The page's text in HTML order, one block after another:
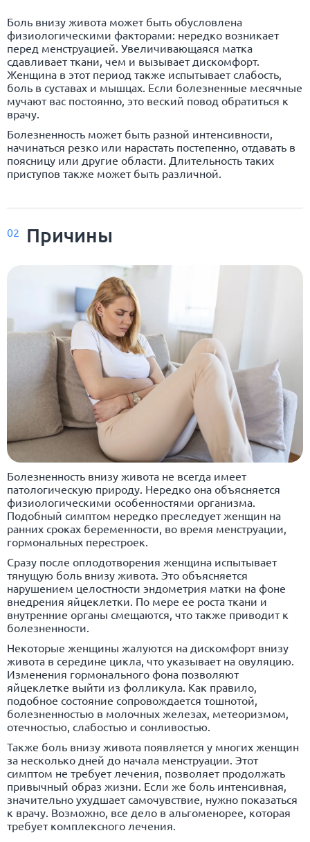
Боль внизу живота может быть обусловлена
физиологическими факторами: нередко возникает
перед менструацией. Увеличивающаяся матка
сдавливает ткани, чем и вызывает дискомфорт.
Женщина в этот период также испытывает слабость,
боль в суставах и мышцах. Если болезненные месячные
мучают вас постоянно, это веский повод обратиться к
врачу.
Болезненность может быть разной интенсивности,
начинаться резко или нарастать постепенно, отдавать в
поясницу или другие области. Длительность таких
приступов также может быть различной.
02 Причины
Болезненность внизу живота не всегда имеет
патологическую природу. Нередко она объясняется
физиологическими особенностями организма.
Подобный симптом нередко преследует женщин на
ранних сроках беременности, во время менструации,
гормональных перестроек.
Сразу после оплодотворения женщина испытывает
тянущую боль внизу живота. Это объясняется
нарушением целостности эндометрия матки на фоне
внедрения яйцеклетки. По мере ее роста ткани и
внутренние органы смещаются, что также приводит к
болезненности.
Некоторые женщины жалуются на дискомфорт внизу
живота в середине цикла, что указывает на овуляцию.
Изменения гормонального фона позволяют
яйцеклетке выйти из фолликула. Как правило,
подобное состояние сопровождается тошнотой,
болезненностью в молочных железах, метеоризмом,
отечностью, слабостью и сонливостью.
Также боль внизу живота появляется у многих женщин
за несколько дней до начала менструации. Этот
симптом не требует лечения, позволяет продолжать
привычный образ жизни. Если же боль интенсивная,
значительно ухудшает самочувствие, нужно показаться
к врачу. Возможно, все дело в альгоменорее, которая
требует комплексного лечения.